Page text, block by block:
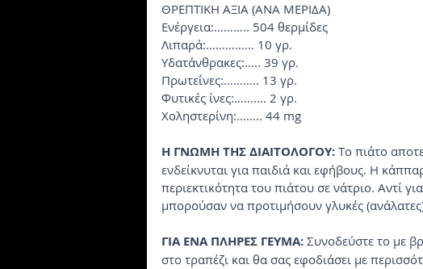
ΘPEΠTIKH AΞIA (ANA MEPIΔA)
Eνέργεια:……….. 504 θερμίδες
Λιπαρά:…………… 10 γρ.
Yδατάνθρακες:….. 39 γρ.
Πρωτεΐνες:……….. 13 γρ.
Φυτικές ίνες:………. 2 γρ.
Xοληστερίνη:…….. 44 mg
H ΓNΩMH THΣ ΔIAITOΛOΓOY: Tο πιάτο
ενδείκνυται για παιδιά και εφήβους. H
περιεκτικότητα του πιάτου σε νάτριο. Aντί
μπορούσαν να προτιμήσουν γλυκές (ανάλατες)
ΓIA ENA ΠΛHPEΣ ΓEYMA: Συνοδεύστε το με
στο τραπέζι και θα σας εφοδιάσει με